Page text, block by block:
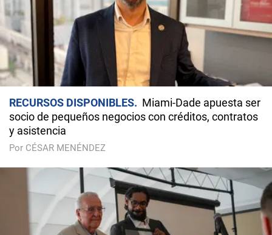
RECURSOS DISPONIBLES
Miami-Dade apuesta ser
socio de pequeños negocios con créditos, contratos
y asistencia
Por CÉSAR MENÉNDEZ